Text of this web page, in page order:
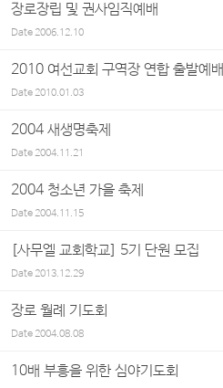
장로장립 및 권사임직예배
Date2006.12.10
2010 여선교회 구역장 연합 출발예배
Date2010.01.03
2004 새생명축제
Date2004.11.21
2004 청소년 가을 축제
Date2004.11.15
[사무엘 교회학교] 5기 단원 모집
Date2013.12.29
장로 월례 기도회
Date2004.08.08
10배 부흥을 위한 심야기도회